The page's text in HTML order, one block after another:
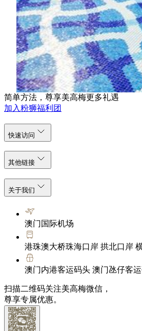
坐落于静谧绿意之中的优雅花园
造的身心疗愈绿洲。无论漫步于
敞泳池之中，皆可感受自然与宁
畔设有舒适按摩池，温润水流释
呼吸都回归纯粹与平衡。
了解更多
简单方法，尊享美高梅更多礼遇
加入粉狮福利团
快速访问
其他链接
关于我们
澳门国际机场
港珠澳大桥珠海口岸 拱北口岸
澳门内港客运码头 澳门氹仔客
扫描二维码关注美高梅微信，
尊享专属优惠。